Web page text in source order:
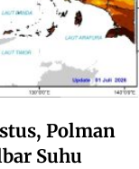
Polman
Suhu